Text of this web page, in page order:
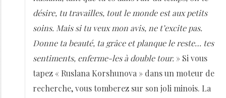
désire, tu travailles, tout le monde est aux petits
soins. Mais si tu veux mon avis, ne t’excite pas.
Donne ta beauté, ta grâce et planque le reste… tes
sentiments, enferme-les à double tour. » Si vous
tapez « Ruslana Korshunova » dans un moteur de
recherche, vous tomberez sur son joli minois. La